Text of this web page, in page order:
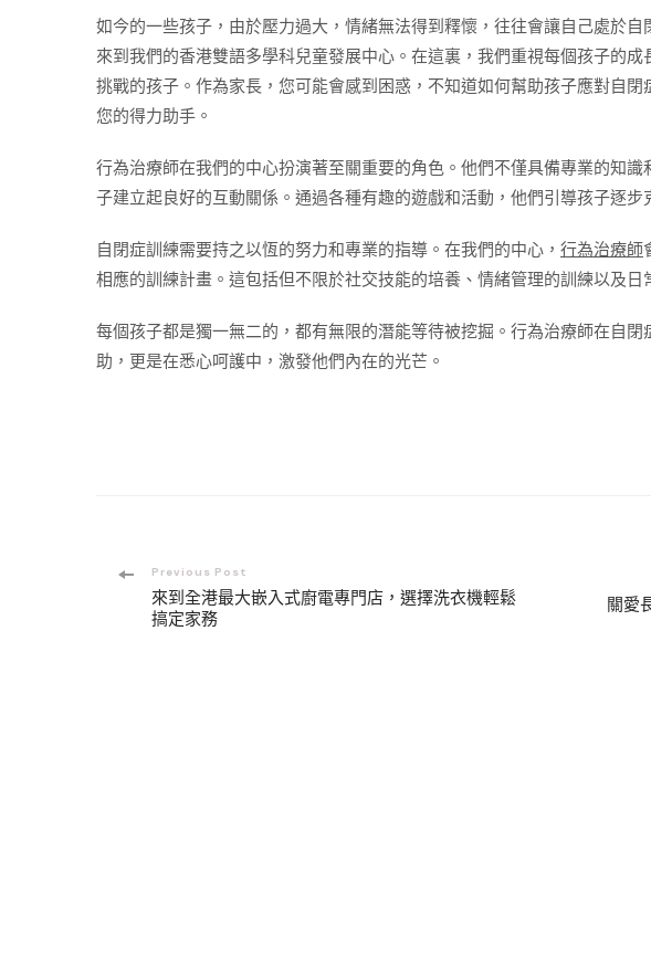
如今的一些孩子，由於壓力過大，情緒無法得到釋懷，往往會讓自己處於
來到我們的香港雙語多學科兒童發展中心。在這裏，我們重視每個孩子的
挑戰的孩子。作為家長，您可能會感到困惑，不知道如何幫助孩子應對自
您的得力助手。
行為治療師在我們的中心扮演著至關重要的角色。他們不僅具備專業的知
子建立起良好的互動關係。通過各種有趣的遊戲和活動，他們引導孩子逐步
自閉症訓練需要持之以恆的努力和專業的指導。在我們的中心， 行為治療師
相應的訓練計畫。這包括但不限於社交技能的培養、情緒管理的訓練以及日
每個孩子都是獨一無二的，都有無限的潛能等待被挖掘。行為治療師在自
助，更是在悉心呵護中，激發他們內在的光芒。
Post
Navigation
Previous Post
來到全港最大嵌入式廚電專門店，選擇洗衣機輕鬆
搞定家務
關愛